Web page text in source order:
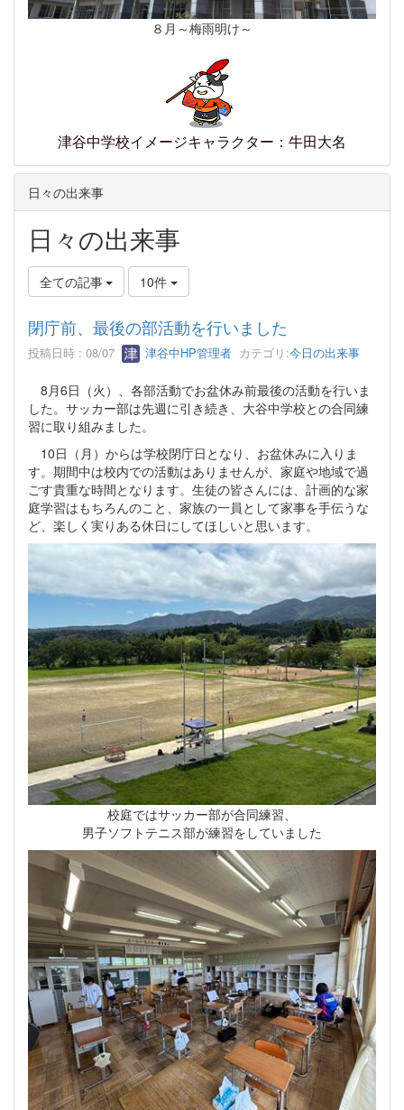
８月～梅雨明け～
津谷中学校イメージキャラクター：牛田大名
日々の出来事
日々の出来事
全ての記事 10件
閉庁前、最後の部活動を行いました
投稿日時 : 08/07 津谷中HP管理者 カテゴリ:今日の出来事
8月6日（火）、各部活動でお盆休み前最後の活動を行いま
した。サッカー部は先週に引き続き、大谷中学校との合同練
習に取り組みました。
10日（月）からは学校閉庁日となり、お盆休みに入りま
す。期間中は校内での活動はありませんが、家庭や地域で過
ごす貴重な時間となります。生徒の皆さんには、計画的な家
庭学習はもちろんのこと、家族の一員として家事を手伝うな
ど、楽しく実りある休日にしてほしいと思います。
校庭ではサッカー部が合同練習、
男子ソフトテニス部が練習をしていました